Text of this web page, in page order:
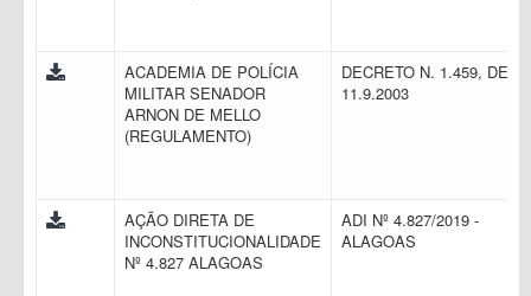
ACADEMIA DE POLÍCIA
MILITAR SENADOR
ARNON DE MELLO
(REGULAMENTO)
DECRETO N. 1.459, DE
11.9.2003
AÇÃO DIRETA DE
INCONSTITUCIONALIDADE
Nº 4.827 ALAGOAS
ADI Nº 4.827/2019 -
ALAGOAS